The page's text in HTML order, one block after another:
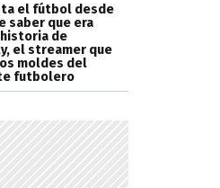
el fútbol desde
saber que era
de
el streamer que
moldes del
futbolero